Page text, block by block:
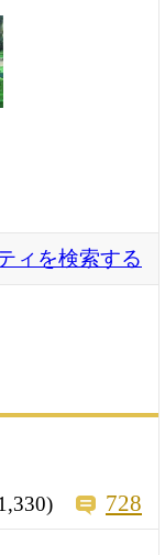
ィを検索する
728